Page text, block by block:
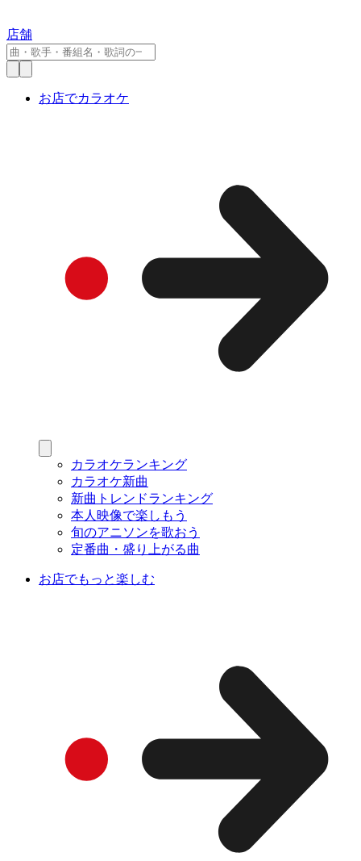
店舗
お店でカラオケ
カラオケランキング
カラオケ新曲
新曲トレンドランキング
本人映像で楽しもう
旬のアニソンを歌おう
定番曲・盛り上がる曲
お店でもっと楽しむ